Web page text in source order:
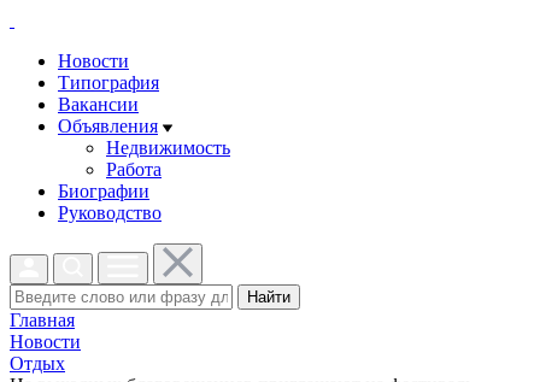
Новости
Типография
Вакансии
Объявления
Недвижимость
Работа
Биографии
Руководство
Найти
Главная
Новости
Отдых